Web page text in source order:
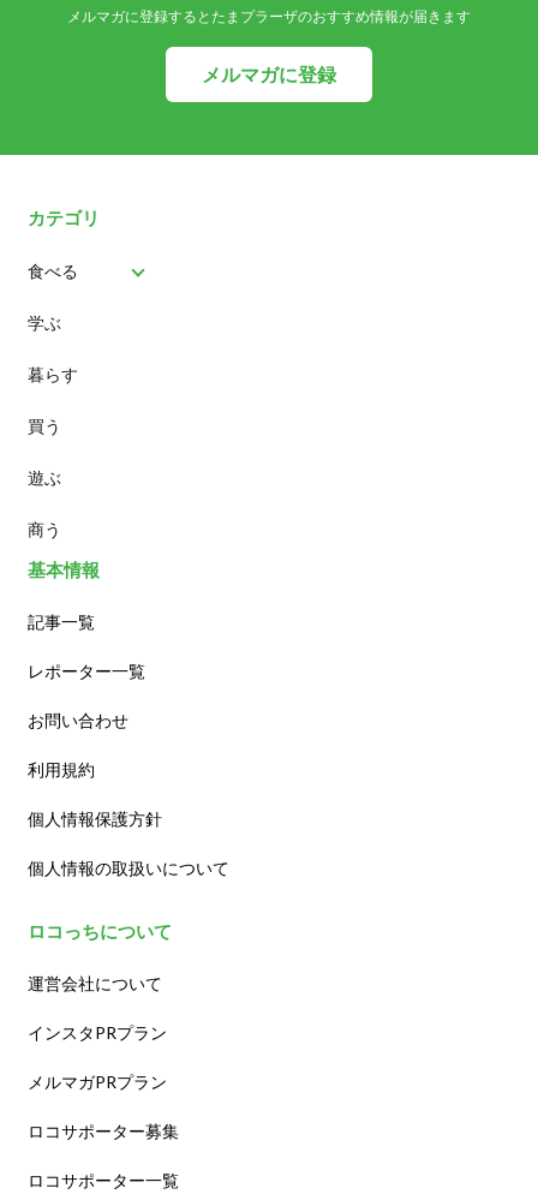
メルマガに登録するとたまプラーザのおすすめ情報が届きます
メルマガに登録
カテゴリ
食べる
パン
スイーツ
ランチ
カフェ
学ぶ
暮らす
買う
遊ぶ
商う
基本情報
記事一覧
レポーター一覧
お問い合わせ
利用規約
個人情報保護方針
個人情報の取扱いについて
ロコっちについて
運営会社について
インスタPRプラン
メルマガPRプラン
ロコサポーター募集
ロコサポーター一覧